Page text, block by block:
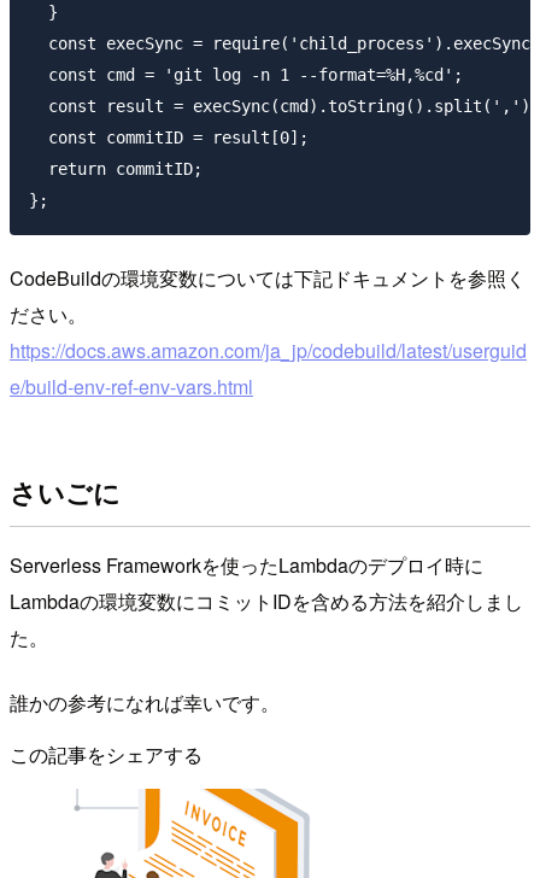
  }
  const execSync = require('child_process').execSync;
  const cmd = 'git log -n 1 --format=%H,%cd';
  const result = execSync(cmd).toString().split(',');
  const commitID = result[0];
  return commitID;
CodeBuildの環境変数については下記ドキュメントを参照く
ださい。
https://docs.aws.amazon.com/ja_jp/codebuild/latest/userguid
e/build-env-ref-env-vars.html
さいごに
Serverless Frameworkを使ったLambdaのデプロイ時に
Lambdaの環境変数にコミットIDを含める方法を紹介しまし
た。
誰かの参考になれば幸いです。
この記事をシェアする